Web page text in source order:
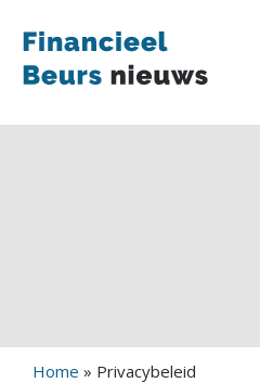
Home » Privacybeleid